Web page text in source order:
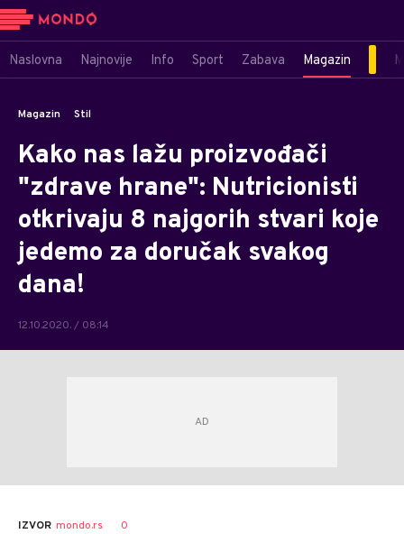
Naslovna Najnovije Info Sport Zabava Magazin
Magazin Stil
Kako nas lažu proizvođači
"zdrave hrane": Nutricionisti
otkrivaju 8 najgorih stvari koje
jedemo za doručak svakog
dana!
12.10.2020. / 08:14
IZVOR mondo.rs 0